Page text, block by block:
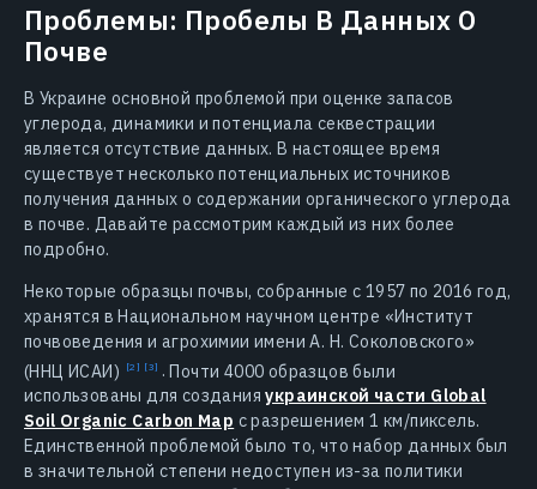
Проблемы: Пробелы В Данных О
Почве
В Украине основной проблемой при оценке запасов
углерода, динамики и потенциала секвестрации
является отсутствие данных. В настоящее время
существует несколько потенциальных источников
получения данных о содержании органического углерода
в почве. Давайте рассмотрим каждый из них более
подробно.
Некоторые образцы почвы, собранные с 1957 по 2016 год,
хранятся в Национальном научном центре «Институт
почвоведения и агрохимии имени А. Н. Соколовского»
(ННЦ ИСАИ)
. Почти 4000 образцов были
использованы для созданияукраинской части Global
Soil Organic Carbon Map с разрешением 1 км/пиксель.
Единственной проблемой было то, что набор данных был
в значительной степени недоступен из-за политики